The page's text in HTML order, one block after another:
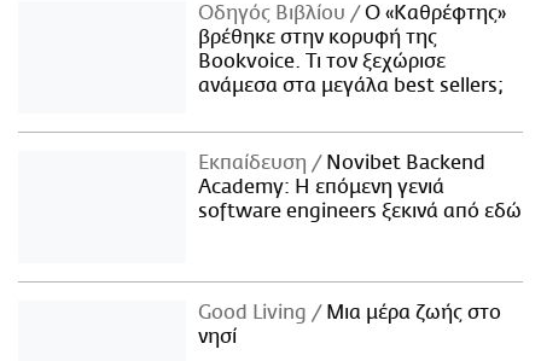
Οδηγός Βιβλίου
Ο «Καθρέφτης»
βρέθηκε στην κορυφή της
Bookvoice. Τι τον ξεχώρισε
ανάμεσα στα μεγάλα best sellers;
Εκπαίδευση
Novibet Backend
Academy: Η επόμενη γενιά
software engineers ξεκινά από εδώ
Good Living
Μια μέρα ζωής στο
νησί